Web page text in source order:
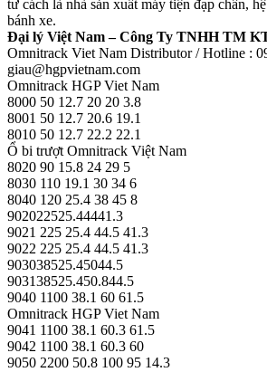
tư cách là nhà sản xuất máy tiện đạp chân,
bánh xe.
Đại lý Việt Nam – Công Ty TNHH TM
Omnitrack Viet Nam Distributor / Hotline :
giau@hgpvietnam.com
Omnitrack HGP Viet Nam
8000 50 12.7 20 20 3.8
8001 50 12.7 20.6 19.1
8010 50 12.7 22.2 22.1
Ổ bi trượt Omnitrack Việt Nam
8020 90 15.8 24 29 5
8030 110 19.1 30 34 6
8040 120 25.4 38 45 8
902022525.44441.3
9021 225 25.4 44.5 41.3
9022 225 25.4 44.5 41.3
903038525.45044.5
903138525.450.844.5
9040 1100 38.1 60 61.5
Omnitrack HGP Viet Nam
9041 1100 38.1 60.3 61.5
9042 1100 38.1 60.3 60
9050 2200 50.8 100 95 14.3